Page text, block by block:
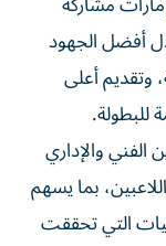
أفضل الجهود
وتقديم أعلى
للبطولة.
والإداري
بما يسهم
التي تحققت